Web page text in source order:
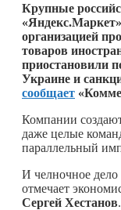
Крупные
организацией
товаров
приостановили
Украине и
сообщает
Компании
даже целые
параллельный
И челночное
отмечает
Сергей Хестанов.